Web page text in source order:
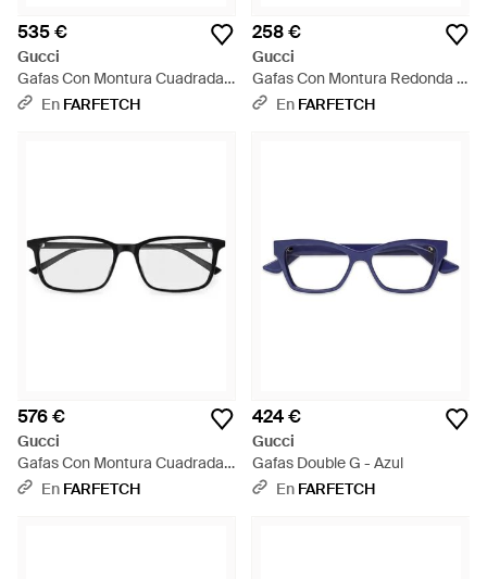
535 €
Gucci
Gafas Con Montura Cuadrada -
Verde
En FARFETCH
258 €
Gucci
Gafas Con Montura Redonda -
Negro
En FARFETCH
576 €
Gucci
Gafas Con Montura Cuadrada -
Negro
En FARFETCH
424 €
Gucci
Gafas Double G - Azul
En FARFETCH